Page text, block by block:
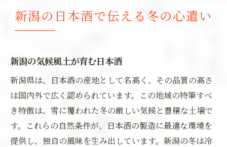
新潟の日本酒で伝える冬の心遣い
新潟の気候風土が育む日本酒
新潟県は、日本酒の産地として名高く、その品質の高さ
は国内外で広く認められています。この地域の特筆すべ
き特徴は、雪に覆われた冬の厳しい気候と豊穣な土壌で
す。これらの自然条件が、日本酒の製造に最適な環境を
提供し、独自の風味を生み出しています。新潟の冬は冷